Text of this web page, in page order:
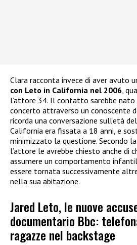
Clara racconta invece di aver avuto
con Leto in California nel 2006 ,
l’attore 34. Il contatto sarebbe nato
concerto attraverso un conoscente
ricorda una conversazione sull’età
California era fissata a 18 anni, e
minimizzato la questione. Secondo
l’attore le avrebbe chiesto anche di
assumere un comportamento
essere tornata successivamente
nella sua abitazione.
Jared Leto, le nuove
documentario Bbc:
ragazze nel backstage